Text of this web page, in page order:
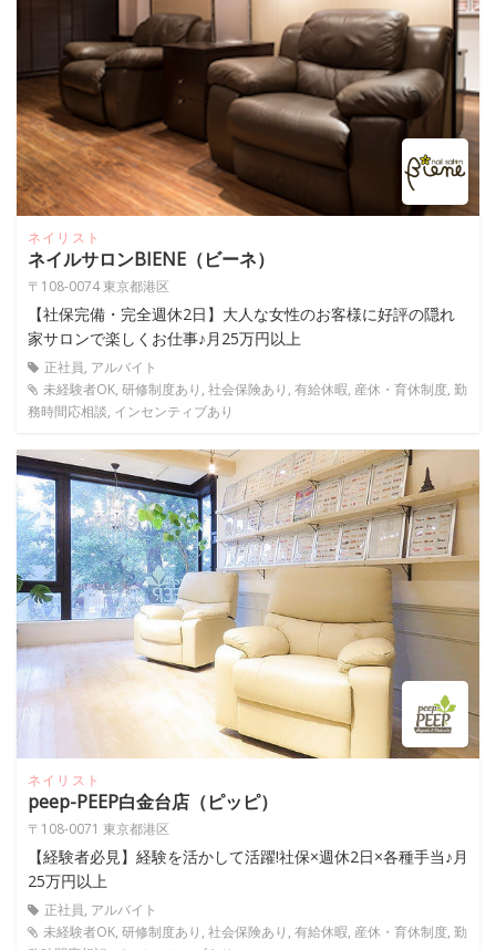
ネイリスト
ネイルサロンBIENE（ビーネ）
〒108-0074 東京都港区
【社保完備・完全週休2日】大人な女性のお客様に好評の隠れ
家サロンで楽しくお仕事♪月25万円以上
正社員, アルバイト
未経験者OK, 研修制度あり, 社会保険あり, 有給休暇, 産休・育休制度, 勤
務時間応相談, インセンティブあり
ネイリスト
peep-PEEP白金台店（ピッピ）
〒108-0071 東京都港区
【経験者必見】経験を活かして活躍!社保×週休2日×各種手当♪月
25万円以上
正社員, アルバイト
未経験者OK, 研修制度あり, 社会保険あり, 有給休暇, 産休・育休制度, 勤